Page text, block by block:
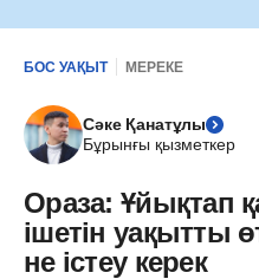
БОС УАҚЫТ МЕРЕКЕ
Сәке Қанатұлы
Бұрынғы қызметкер
Ораза: Ұйықтап
ішетін уақытты
не істеу керек